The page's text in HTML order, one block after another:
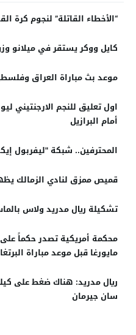
“الأخطاء القاتلة” لنجوم كرة
كايل ووكر يستقر في ميلانو
موعد بث مباراة العراق
اول تعليق للنجم الارجنتيني
أمام البرازيل
المحترفين.. شبكة "ليفربول
قميص ممزق لنادي الزمالك
تشكيلة ريال مدريد ولاس بالماس
محكمة أمريكية تصدر حكماً
مايورغا قبل موعد مباراة
ريال مدريد: هناك ضغط على
سان جيرمان